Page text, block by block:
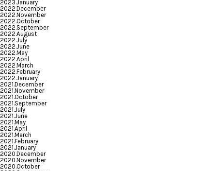
2023.January
2022.December
2022.November
2022.October
2022.September
2022.August
2022.July
2022.June
2022.May
2022.April
2022.March
2022.February
2022.January
2021.December
2021.November
2021.October
2021.September
2021.July
2021.June
2021.May
2021.April
2021.March
2021.February
2021.January
2020.December
2020.November
2020.October